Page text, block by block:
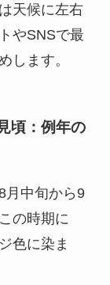
天候に左右
やSNSで最
します。
頃：例年の
月中旬から9
の時期に
色に染ま